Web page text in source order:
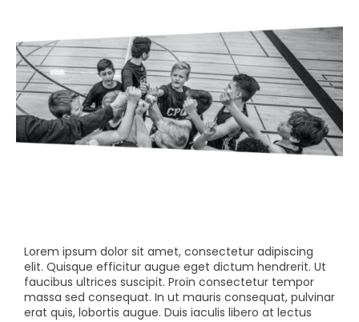
Lorem ipsum dolor sit amet, consectetur adipiscing
elit. Quisque efficitur augue eget dictum hendrerit. Ut
faucibus ultrices suscipit. Proin consectetur tempor
massa sed consequat. In ut mauris consequat, pulvinar
erat quis, lobortis augue. Duis iaculis libero at lectus